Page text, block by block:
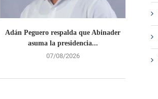
Adán Peguero respalda que Abinader
asuma la presidencia...
07/08/2026